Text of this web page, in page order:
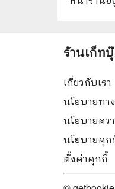
ร้านเก็ท
เกี่ยวกับเรา
นโยบายทา
นโยบายคว
นโยบายคุก
ตั้งค่าคุกกี้